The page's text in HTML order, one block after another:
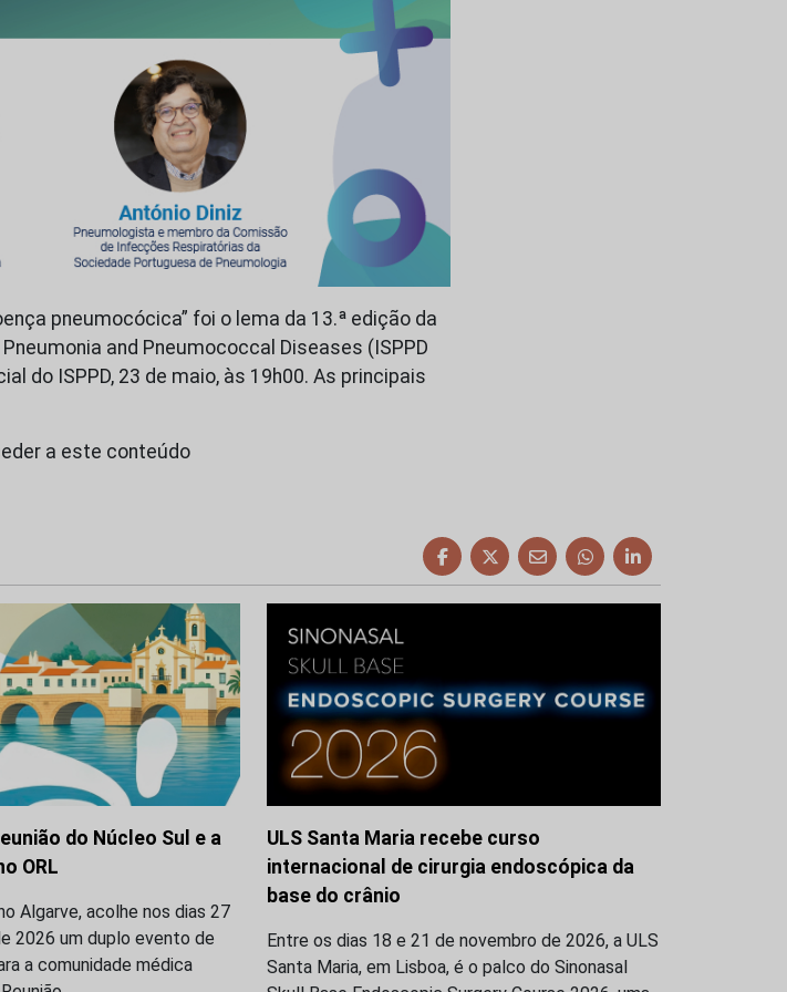
pneumocócica” foi o lema da 13.ª edição da
and Pneumococcal Diseases (ISPPD
do ISPPD, 23 de maio, às 19h00. As principais
a este conteúdo
do Núcleo Sul e a
ORL
Algarve, acolhe nos dias 27
2026 um duplo evento de
a comunidade médica
ULS Santa Maria recebe curso
internacional de cirurgia endoscópica da
base do crânio
Entre os dias 18 e 21 de novembro de 2026, a ULS
Santa Maria, em Lisboa, é o palco do Sinonasal